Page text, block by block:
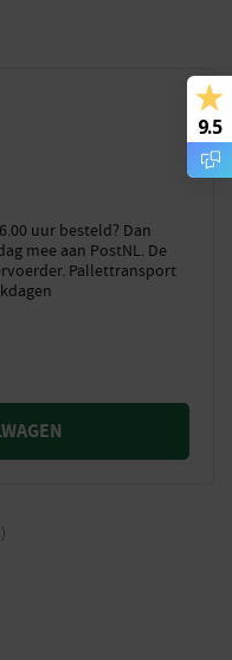
uur besteld? Dan
mee aan PostNL. De
Pallettransport
9.5